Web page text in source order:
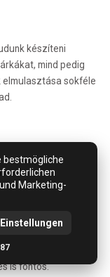
készíteni
mind pedig
elmulasztása sokféle
is fontos.
bestmögliche
Marketing-
Einstellungen